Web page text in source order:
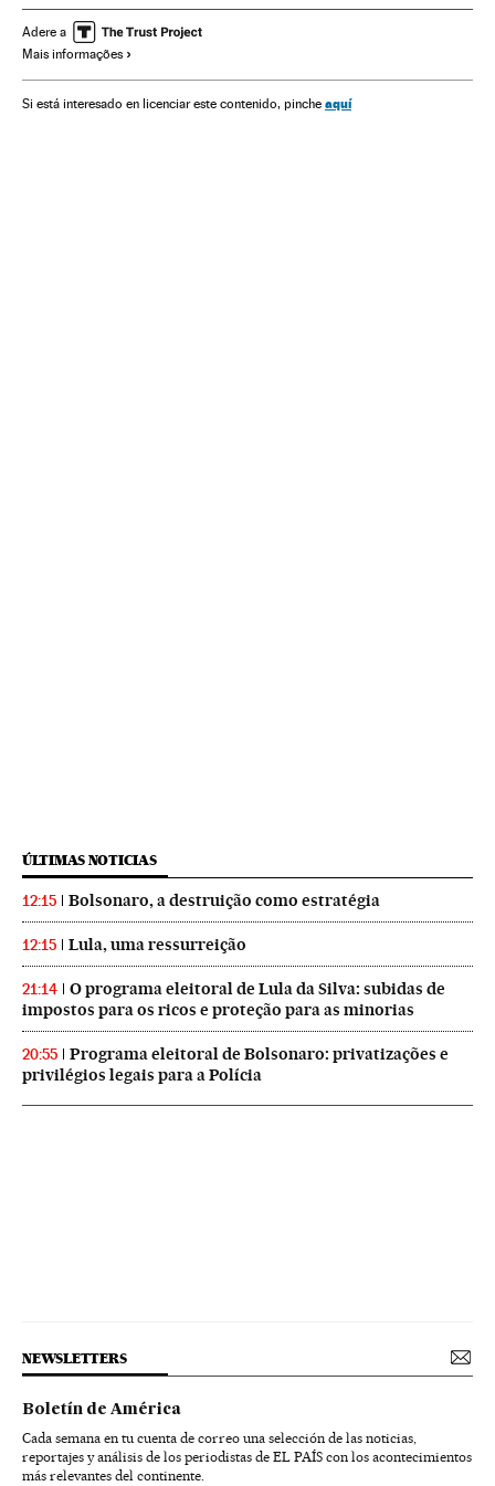
Texas Eleições EUA Estados Unidos
Partido Democrata EUA
Partidos políticos América Congresso Estados Unidos
Adere a
Mais informações
Si está interesado en licenciar este contenido, pinche aquí
ÚLTIMAS NOTICIAS
12:15 Bolsonaro, a destruição como estratégia
12:15 Lula, uma ressurreição
21:14
O programa eleitoral de Lula da Silva: subidas de
impostos para os ricos e proteção para as minorias
20:55
Programa eleitoral de Bolsonaro: privatizações e
privilégios legais para a Polícia
NEWSLETTERS
Boletín de América
Cada semana en tu cuenta de correo una selección de las noticias,
reportajes y análisis de los periodistas de EL PAÍS con los acontecimientos
más relevantes del continente.